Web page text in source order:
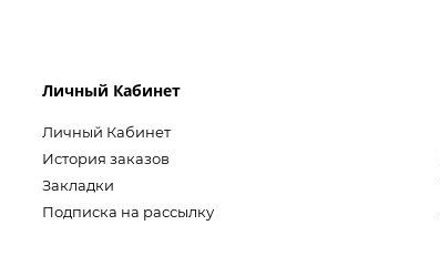
Личный Кабинет
Личный Кабинет
История заказов
Закладки
Подписка на рассылку